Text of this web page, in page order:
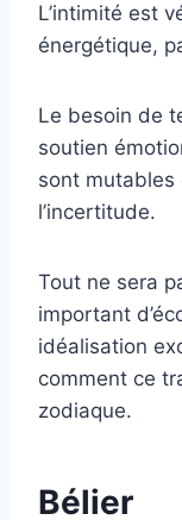
L’intimité est
énergétique,
Le besoin de
soutien
sont mutables
l’incertitude.
Tout ne sera
important
idéalisation
comment ce
zodiaque.
Bélier